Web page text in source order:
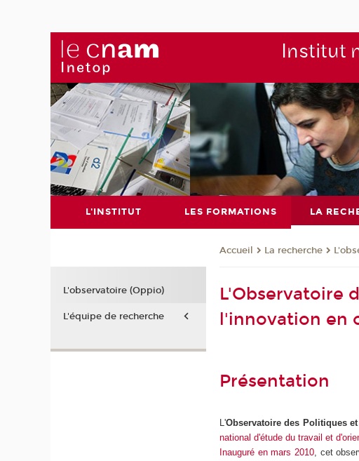
Institut
L'INSTITUT LES FORMATIONS LA
Accueil La recherche
L'Observatoire
l'innovation en
Présentation
L'Observatoire des Politiques
national d'étude du travail et
Inauguré en mars 2010, cet
L'observatoire (Oppio)
L'équipe de recherche